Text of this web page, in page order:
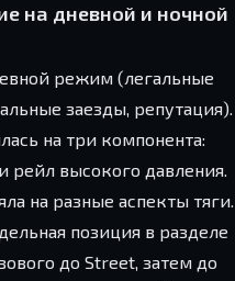
на дневной и ночной
режим (легальные
заезды, репутация).
на три компонента:
рейл высокого давления.
на разные аспекты тяги.
позиция в разделе
до Street, затем до